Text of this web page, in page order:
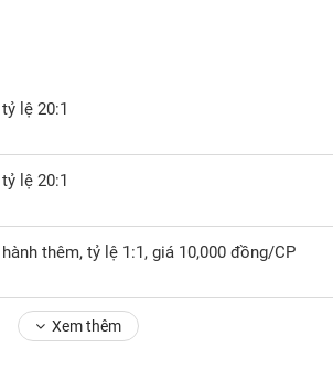
lệ 20:1
lệ 20:1
thêm, tỷ lệ 1:1, giá 10,000 đồng/CP
Xem thêm